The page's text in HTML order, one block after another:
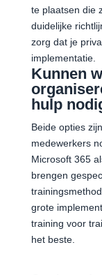
te plaatsen die
duidelijke
zorg dat je
implementatie.
Kunnen
hulp
Beide opties
medewerkers
Microsoft 365
brengen
grote
training voor
het beste.